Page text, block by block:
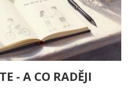
- A CO RADĚJI